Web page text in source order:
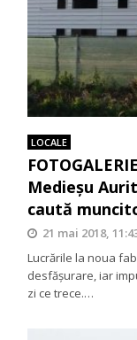
LOCALE
Medieșu
caută
21 mai 2018,
Lucrările la noua
desfășurare, iar
zi ce trece.…